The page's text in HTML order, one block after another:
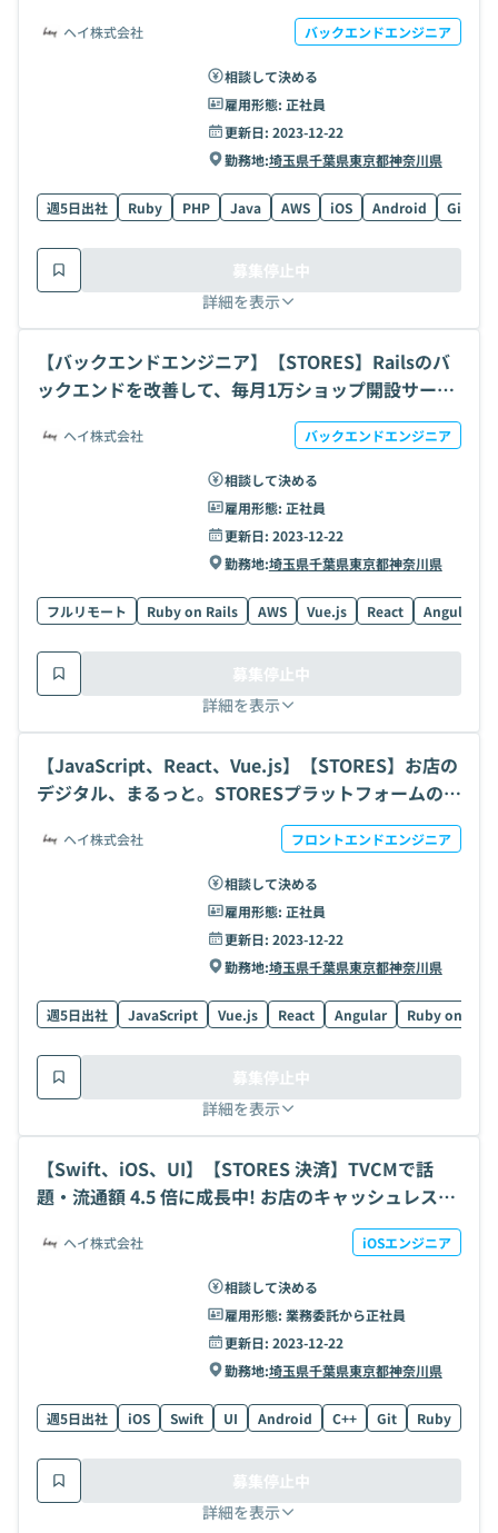
をかんたんに。月次数百億円の大規模トランザクシ
ョンを支えるバックエンド開発の求人・案件
ヘイ株式会社 バックエンドエンジニア
相談して決める
雇用形態: 正社員
更新日: 2023-12-22
勤務地:埼玉県千葉県東京都神奈川県
週5日出社 Ruby PHP Java AWS iOS Android Git
詳細を表示
募集停止中
【バックエンドエンジニア】【STORES】Railsのバ
ックエンドを改善して、毎月1万ショップ開設サービ
スのお商売のデジタル化を支える開発の求人・案件
ヘイ株式会社 バックエンドエンジニア
相談して決める
雇用形態: 正社員
更新日: 2023-12-22
勤務地:埼玉県千葉県東京都神奈川県
フルリモート Ruby on Rails AWS Vue.js React Angular
詳細を表示
募集停止中
【JavaScript、React、Vue.js】【STORES】お店の
デジタル、まるっと。STORESプラットフォームのフ
ロントエンド開発の求人・案件
ヘイ株式会社 フロントエンドエンジニア
相談して決める
雇用形態: 正社員
更新日: 2023-12-22
勤務地:埼玉県千葉県東京都神奈川県
週5日出社 JavaScript Vue.js React Angular Ruby on Rails
詳細を表示
募集停止中
【Swift、iOS、UI】【STORES 決済】TVCMで話
題・流通額 4.5 倍に成長中! お店のキャッシュレスを
かんたんに。使いやすさでレビュー ★4.5 。UXと堅
牢性を実現する iOS開発の求人・案件
ヘイ株式会社 iOSエンジニア
相談して決める
雇用形態: 業務委託から正社員
更新日: 2023-12-22
勤務地:埼玉県千葉県東京都神奈川県
週5日出社 iOS Swift UI Android C++ Git Ruby
詳細を表示
募集停止中